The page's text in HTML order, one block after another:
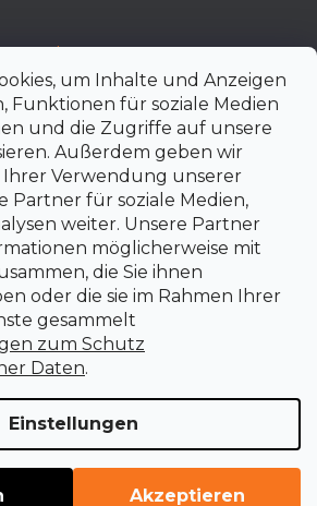
um Inhalte und Anzeigen
Funktionen für soziale Medien
und die Zugriffe auf unsere
Außerdem geben wir
Verwendung unserer
Partner für soziale Medien,
weiter. Unsere Partner
möglicherweise mit
die Sie ihnen
oder die sie im Rahmen Ihrer
gesammelt
zum Schutz
Daten.
Einstellungen
Akzeptieren
max.at
190 190
von Shoptet Premium
ändern